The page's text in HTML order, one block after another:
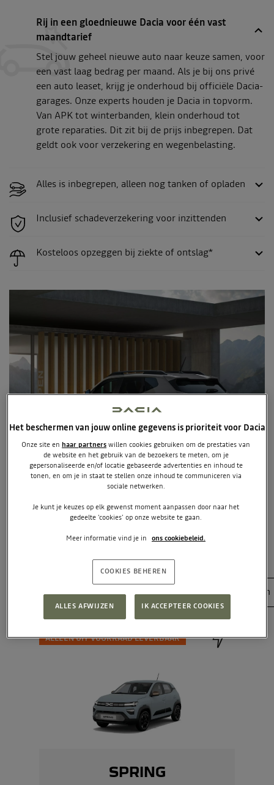
Rij in een gloednieuwe Dacia voor één vast
maandtarief
Stel jouw geheel nieuwe auto naar keuze samen, voor
een vast laag bedrag per maand. Als je bij ons privé
een auto leaset, krijg je onderhoud bij officiële Dacia-
garages. Onze experts houden je Dacia in topvorm.
Van APK tot winterbanden, klein onderhoud tot
grote reparaties. Dit zit bij de prijs inbegrepen. Dat
geldt ook voor verzekering en wegenbelasting.
Alles is inbegrepen, alleen nog tanken of opladen
Inclusief schadeverzekering voor inzittenden
Kosteloos opzeggen bij ziekte of ontslag*
Brandstof Transmissie Zitplaatsen
ALLEEN UIT VOORRAAD LEVERBAAR
SPRING
Het beschermen van jouw online gegevens is prioriteit voor Dacia
Onze site en haar partners willen cookies gebruiken om de prestaties van
de website en het gebruik van de bezoekers te meten, om je
gepersonaliseerde en/of locatie gebaseerde advertenties en inhoud te
tonen, en om je in staat te stellen onze inhoud te communiceren via
sociale netwerken.
Je kunt je keuzes op elk gewenst moment aanpassen door naar het
gedeelte ‘cookies’ op onze website te gaan.
Meer informatie vind je in ons cookiebeleid.
COOKIES BEHEREN
ALLES AFWIJZEN IK ACCEPTEER COOKIES